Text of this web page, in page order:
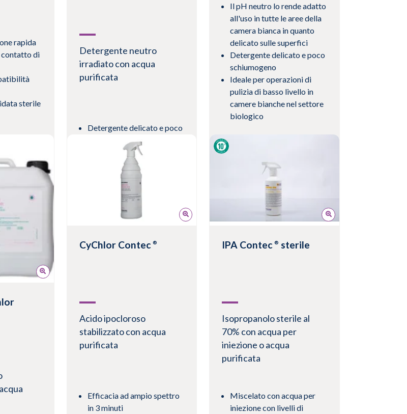
rapida
contatto di
sterile
Detergente neutro
irradiato con acqua
purificata
Detergente delicato e poco
schiumogeno
Ideale per operazioni di
pulizia di basso livello in
camere bianche nel settore
Spay a grilletto in sistema di
protezione "bag in bottle"
Il pH neutro lo rende adatto
all'uso in tutte le aree della
camera bianca in quanto
delicato sulle superfici
Detergente delicato e poco
schiumogeno
Ideale per operazioni di
pulizia di basso livello in
camere bianche nel settore
biologico
Visualizza prodotto
CyChlor Contec ®
Acido ipocloroso
stabilizzato con acqua
purificata
Efficacia ad ampio spettro
in 3 minuti
IPA Contec ® sterile
Isopropanolo sterile al
70% con acqua per
iniezione o acqua
purificata
Miscelato con acqua per
iniezione con livelli di